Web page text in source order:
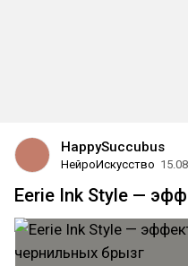
HappySuccubus
НейроИскусство
Eerie Ink Style —